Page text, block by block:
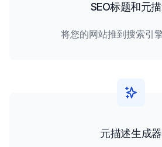
SEO标题和元
将您的网站推到搜索引
元描述生成器